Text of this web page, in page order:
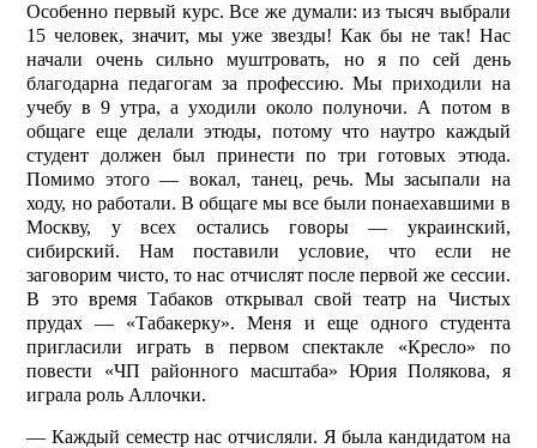
Особенно первый курс. Все же думали: из тысяч выбрали
15 человек, значит, мы уже звезды! Как бы не так! Нас
начали очень сильно муштровать, но я по сей день
благодарна педагогам за профессию. Мы приходили на
учебу в 9 утра, а уходили около полуночи. А потом в
общаге еще делали этюды, потому что на­утро каждый
студент должен был принести по три готовых этюда.
Помимо этого — вокал, танец, речь. Мы засыпали на
ходу, но работали. В общаге мы все были понаехавшими в
Москву, у всех остались говоры — украинский,
сибирский. Нам поставили условие, что если не
заговорим чисто, то нас отчислят после первой же сессии.
В это время Табаков открывал свой театр на Чистых
прудах — «Табакерку». Меня и еще одного студента
пригласили играть в первом спектакле «Кресло» по
повести «ЧП районного масштаба» Юрия Полякова, я
играла роль Аллочки.
— Каждый семестр нас отчисляли. Я была кандидатом на